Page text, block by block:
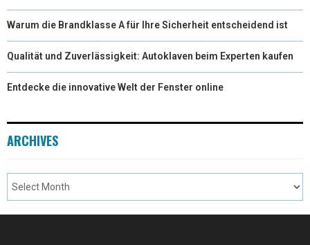
Warum die Brandklasse A für Ihre Sicherheit entscheidend ist
Qualität und Zuverlässigkeit: Autoklaven beim Experten kaufen
Entdecke die innovative Welt der Fenster online
ARCHIVES